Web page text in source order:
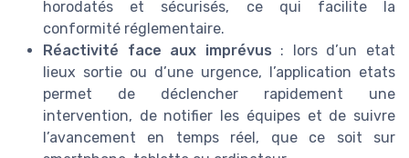
horodatés et sécurisés, ce qui facilite la
conformité réglementaire.
Réactivité face aux imprévus : lors d’un etat
lieux sortie ou d’une urgence, l’application etats
permet de déclencher rapidement une
intervention, de notifier les équipes et de suivre
l’avancement en temps réel, que ce soit sur